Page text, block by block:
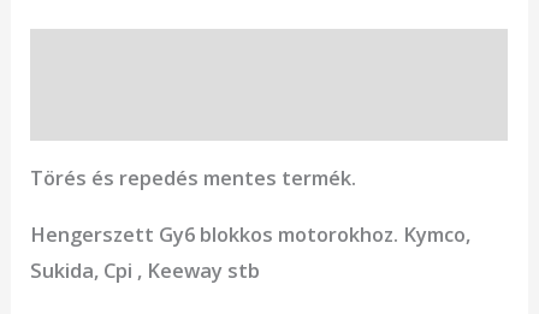
Törés és repedés mentes termék.
Hengerszett Gy6 blokkos motorokhoz. Kymco,
Sukida, Cpi , Keeway stb